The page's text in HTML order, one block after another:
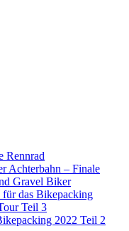
Rennrad
Achterbahn – Finale
Gravel Biker
das Bikepacking
Teil 3
2022 Teil 2